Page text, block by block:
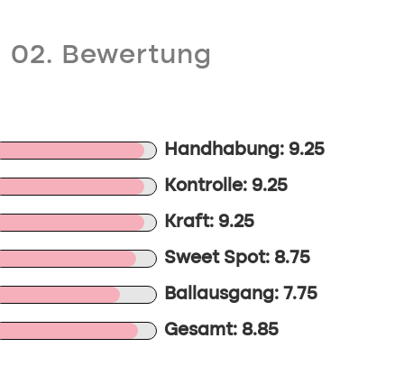
02. Bewertung
Handhabung: 9.25
Kontrolle: 9.25
Kraft: 9.25
Sweet Spot: 8.75
Ballausgang: 7.75
Gesamt: 8.85